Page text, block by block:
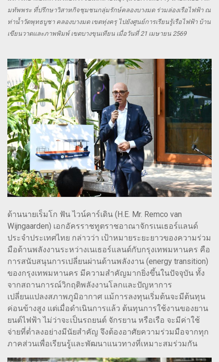
มทัพพระ ที่ปรึกษาวิสาหกิจชุมชนกลุ่มรักษ์คลองบางมด ร่วมล่องเรือไฟฟ้า ณ
ท่าน้ำวัดพุทธบูชา คลองบางมด เขตทุ่งครุ ไปยังศูนย์การเรียนรู้เรือไฟฟ้า บ้าน
เขียนวาดและภาพพิมพ์ เขตบางขุนเทียน เมื่อวันที่ 21 เมษายน 2569
ด้านนายเร็มโก ฟัน ไวน์คาร์เดิน (H.E. Mr. Remco van
Wijngaarden) เอกอัครราชทูตราชอาณาจักรเนเธอร์แลนด์
ประจำประเทศไทย กล่าวว่า เป้าหมายระยะยาวของความร่วม
มือด้านพลังงานระหว่างเนเธอร์แลนด์กับกรุงเทพมหานคร คือ
การสนับสนุนการเปลี่ยนผ่านด้านพลังงาน (energy transition)
ของกรุงเทพมหานคร มีความสำคัญมากยิ่งขึ้นในปัจจุบัน ทั้ง
จากสถานการณ์วิกฤติพลังงานโลกและปัญหาการ
เปลี่ยนแปลงสภาพภูมิอากาศ แม้การลงทุนเริ่มต้นจะมีต้นทุน
ค่อนข้างสูง แต่เมื่อดำเนินการแล้ว ต้นทุนการใช้งานของยาน
ยนต์ไฟฟ้า ไม่ว่าจะเป็นรถยนต์ จักรยาน หรือเรือ จะมีค่าใช้
จ่ายที่ต่ำลงอย่างมีนัยสำคัญ จึงต้องอาศัยความร่วมมือจากทุก
ภาคส่วนเพื่อเรียนรู้และพัฒนาแนวทางที่เหมาะสมร่วมกัน